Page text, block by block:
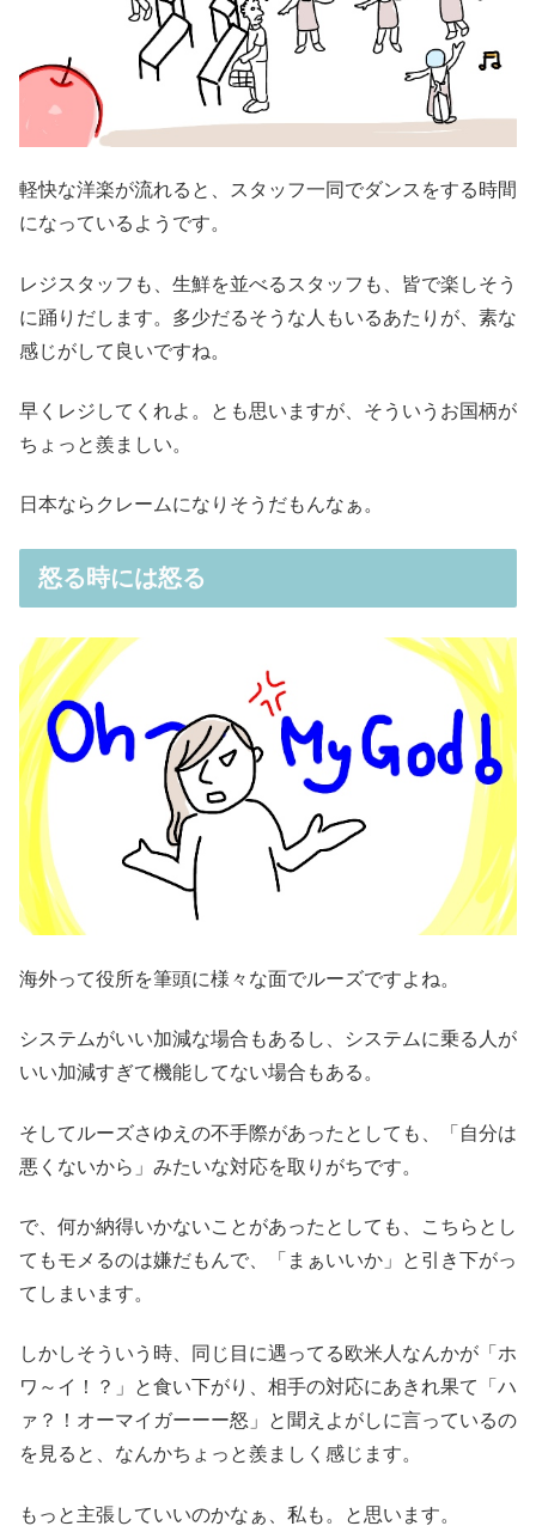
軽快な洋楽が流れると、スタッフ一同でダンスをする時間
になっているようです。
レジスタッフも、生鮮を並べるスタッフも、皆で楽しそう
に踊りだします。多少だるそうな人もいるあたりが、素な
感じがして良いですね。
早くレジしてくれよ。とも思いますが、そういうお国柄が
ちょっと羨ましい。
日本ならクレームになりそうだもんなぁ。
怒る時には怒る
海外って役所を筆頭に様々な面でルーズですよね。
システムがいい加減な場合もあるし、システムに乗る人が
いい加減すぎて機能してない場合もある。
そしてルーズさゆえの不手際があったとしても、「自分は
悪くないから」みたいな対応を取りがちです。
で、何か納得いかないことがあったとしても、こちらとし
てもモメるのは嫌だもんで、「まぁいいか」と引き下がっ
てしまいます。
しかしそういう時、同じ目に遇ってる欧米人なんかが「ホ
ワ～イ！？」と食い下がり、相手の対応にあきれ果て「ハ
ァ？！オーマイガーーー怒」と聞えよがしに言っているの
を見ると、なんかちょっと羨ましく感じます。
もっと主張していいのかなぁ、私も。と思います。